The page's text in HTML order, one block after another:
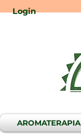
Login
AROMATERAPIA